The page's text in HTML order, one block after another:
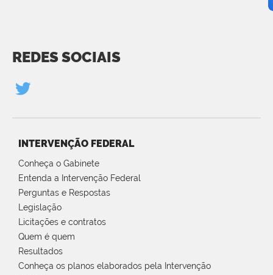
REDES SOCIAIS
INTERVENÇÃO FEDERAL
Conheça o Gabinete
Entenda a Intervenção Federal
Perguntas e Respostas
Legislação
Licitações e contratos
Quem é quem
Resultados
Conheça os planos elaborados pela Intervenção